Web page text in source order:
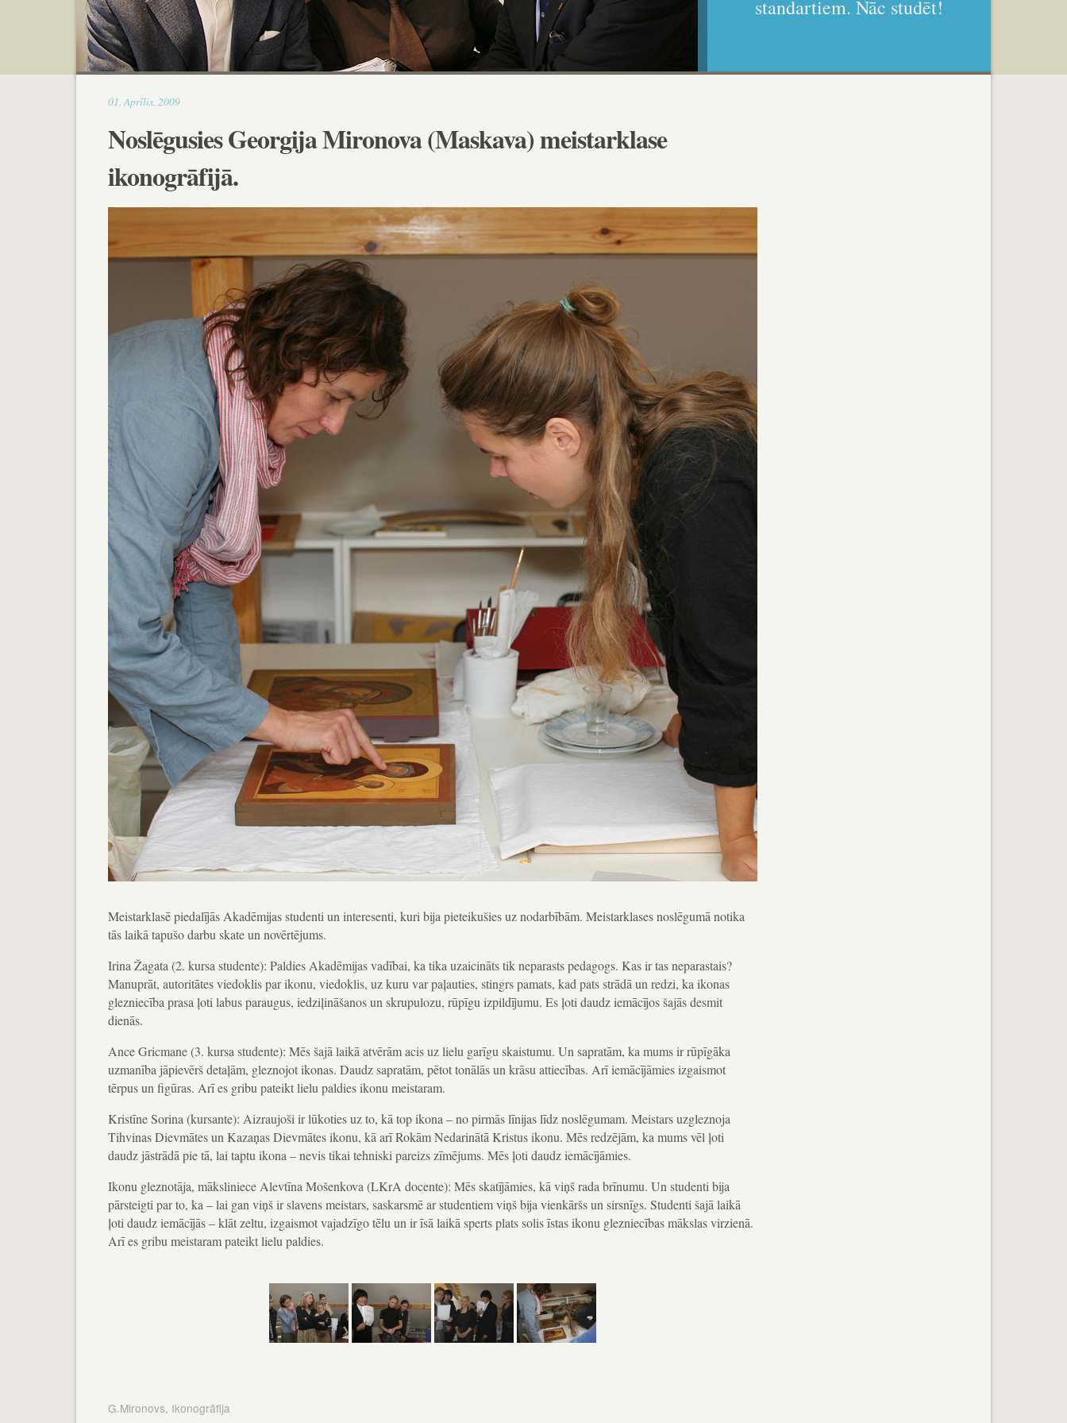
standartiem. Nāc studēt!
01.Aprīlis,200914:13
Noslēgusies Georgija Mironova (Maskava) meistarklase
ikonogrāfijā.
Meistarklasē piedalījās Akadēmijas studenti un interesenti, kuri bija pieteikušies uz nodarbībām. Meistarklases noslēgumā notika
tās laikā tapušo darbu skate un novērtējums.
Irina Žagata (2. kursa studente): Paldies Akadēmijas vadībai, ka tika uzaicināts tik neparasts pedagogs. Kas ir tas neparastais?
Manuprāt, autoritātes viedoklis par ikonu, viedoklis, uz kuru var paļauties, stingrs pamats, kad pats strādā un redzi, ka ikonas
glezniecība prasa ļoti labus paraugus, iedziļināšanos un skrupulozu, rūpīgu izpildījumu. Es ļoti daudz iemācījos šajās desmit
dienās.
Ance Gricmane (3. kursa studente): Mēs šajā laikā atvērām acis uz lielu garīgu skaistumu. Un sapratām, ka mums ir rūpīgāka
uzmanība jāpievērš detaļām, gleznojot ikonas. Daudz sapratām, pētot tonālās un krāsu attiecības. Arī iemācījāmies izgaismot
tērpus un figūras. Arī es gribu pateikt lielu paldies ikonu meistaram.
Kristīne Sorina (kursante): Aizraujoši ir lūkoties uz to, kā top ikona – no pirmās līnijas līdz noslēgumam. Meistars uzgleznoja
Tihvinas Dievmātes un Kazaņas Dievmātes ikonu, kā arī Rokām Nedarinātā Kristus ikonu. Mēs redzējām, ka mums vēl ļoti
daudz jāstrādā pie tā, lai taptu ikona – nevis tikai tehniski pareizs zīmējums. Mēs ļoti daudz iemācījāmies.
Ikonu gleznotāja, māksliniece Alevtīna Mošenkova (LKrA docente): Mēs skatījāmies, kā viņš rada brīnumu. Un studenti bija
pārsteigti par to, ka – lai gan viņš ir slavens meistars, saskarsmē ar studentiem viņš bija vienkāršs un sirsnīgs. Studenti šajā laikā
ļoti daudz iemācījās – klāt zeltu, izgaismot vajadzīgo tēlu un ir īsā laikā sperts plats solis īstas ikonu glezniecības mākslas virzienā.
Arī es gribu meistaram pateikt lielu paldies.
G.Mironovs, Ikonogrāfija